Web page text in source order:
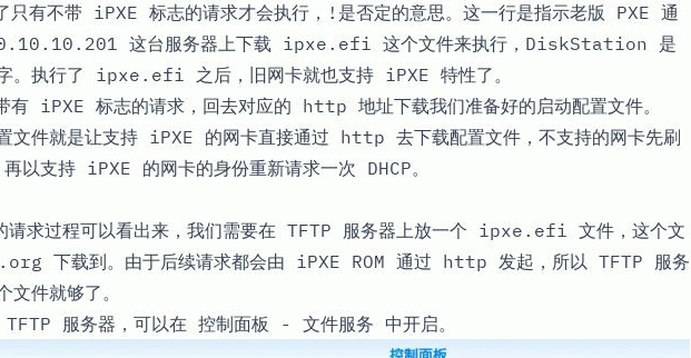
有不带 iPXE 标志的请求才会执行， ! 是否定的意思。这一行是指示老版 PXE 通
这台服务器上下载 ipxe.efi 这个文件来执行， DiskStation 是
。执行了 ipxe.efi 之后，旧网卡就也支持 iPXE 特性了。
iPXE 标志的请求，回去对应的 http 地址下载我们准备好的启动配置文件。
文件就是让支持 iPXE 的网卡直接通过 http 去下载配置文件，不支持的网卡先刷
再以支持 iPXE 的网卡的身份重新请求一次 DHCP。
请求过程可以看出来，我们需要在 TFTP 服务器上放一个 ipxe.efi 文件，这个文
下载到。由于后续请求都会由 iPXE ROM 通过 http 发起，所以 TFTP 服务
文件就够了。
服务器，可以在 控制面板 - 文件服务 中开启。